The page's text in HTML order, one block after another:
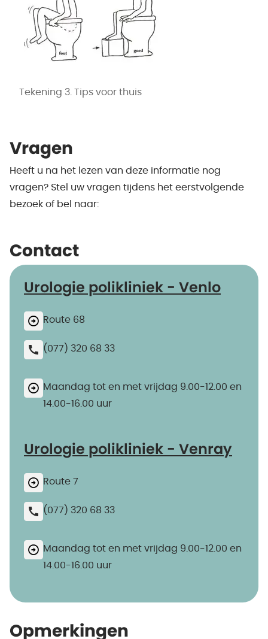
Tekening 3. Tips voor thuis
Vragen
Heeft u na het lezen van deze informatie nog
vragen? Stel uw vragen tijdens het eerstvolgende
bezoek of bel naar:
Contact
Urologie polikliniek - Venlo
Route 68
(077) 320 68 33
Maandag tot en met vrijdag 9.00-12.00 en
14.00-16.00 uur
Urologie polikliniek - Venray
Route 7
(077) 320 68 33
Maandag tot en met vrijdag 9.00-12.00 en
14.00-16.00 uur
Opmerkingen